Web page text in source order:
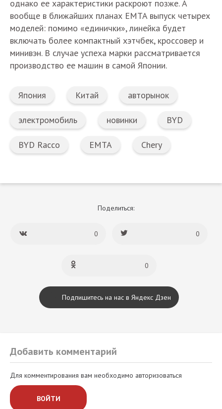
однако ее характеристики раскроют позже. А
вообще в ближайших планах EMTA выпуск четырех
моделей: помимо «единички», линейка будет
включать более компактный хэтчбек, кроссовер и
минивэн. В случае успеха марки рассматривается
производство ее машин в самой Японии.
Япония Китай авторынок
электромобиль новинки BYD
BYD Racco EMTA Chery
Поделиться:
0 0
0
Подпишитесь на нас в Яндекс Дзен
Добавить комментарий
Для комментирования вам необходимо авторизоваться
ВОЙТИ